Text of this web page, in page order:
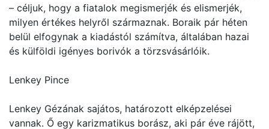
– céljuk, hogy a fiatalok megismerjék és elismerjék,
milyen értékes helyről származnak. Boraik pár héten
belül elfogynak a kiadástól számítva, általában hazai
és külföldi igényes borivók a törzsvásárlóik.
Lenkey Pince
Lenkey Gézának sajátos, határozott elképzelései
vannak. Ő egy karizmatikus borász, aki pár éve rájött,